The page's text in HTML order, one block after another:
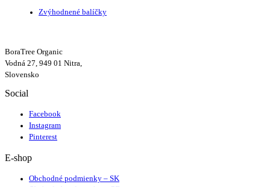
Zvýhodnené balíčky
BoraTree Organic
Vodná 27, 949 01 Nitra,
Slovensko
Social
Facebook
Instagram
Pinterest
E-shop
Obchodné podmienky – SK